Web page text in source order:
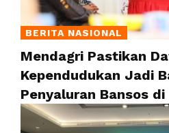
BERITA NASIONAL
Mendagri Pastikan
Kependudukan Jadi
Penyaluran Bansos